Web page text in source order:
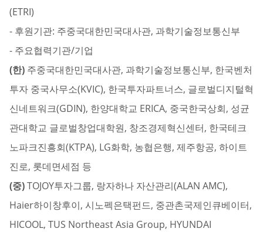
(ETRI)
- 후원기관: 주중국대한민국대사관, 과학기술정보통신부
- 주요협력기관/기업
(한) 주중국대한민국대사관, 과학기술정보통신부, 한국벤처
투자 중국사무소(KVIC), 한국투자파트너스, 글로벌디지털혁
신네트워크(GDIN), 한양대학교 ERICA, 중국한국상회, 성균
관대학교 글로벌창업대학원, 창조경제혁신센터, 한국테크
노파크진흥회(KTPA), LG화학, 농협은행, 제주항공, 하이트
진로, 롯데면세점 등
(중)TOJOY투자그룹, 랑자하나 자산관리(ALAN AMC),
Haier하이창후이, 시노펙은택펀드, 중관촌국제인큐베이터,
HICOOL, TUS Northeast Asia Group, HYUNDAI